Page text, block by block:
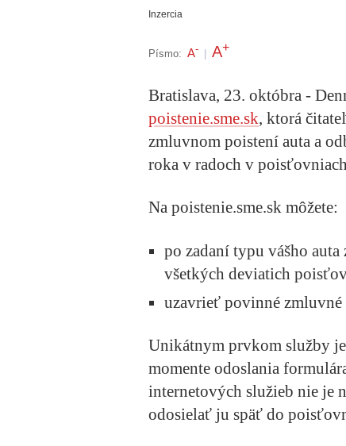
Inzercia
Písmo: A- A+
Bratislava, 23. októbra -
poistenie.sme.sk, ktorá
zmluvnom poistení auta a
roka v radoch v
Na poistenie.sme.sk môžete:
po zadaní typu vášho
všetkých deviatich
uzavrieť povinné zmluvné
Unikátnym prvkom služby
momente odoslania
internetových služieb nie je
odosielať ju späť do